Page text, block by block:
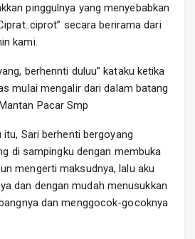
pinggulnya yang menyebabkan
secara berirama dari
kami.
berhennti duluu” kataku ketika
mulai mengalir dari dalam batang
Pacar Smp
Sari berhenti bergoyang
di sampingku dengan membuka
mengerti maksudnya, lalu aku
dan dengan mudah menusukkan
dan menggocok-gocoknya